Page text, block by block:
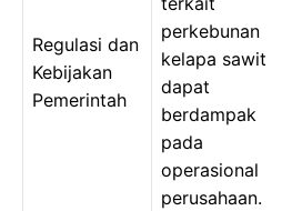
Regulasi dan
Kebijakan
Pemerintah
perkebunan
kelapa sawit
dapat
berdampak
pada
operasional
perusahaan.